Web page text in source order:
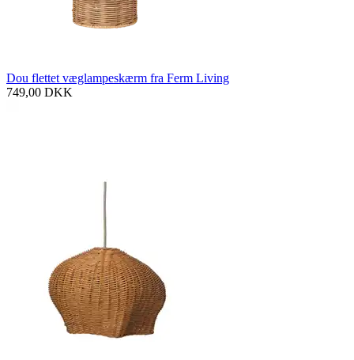
Dou flettet væglampeskærm fra Ferm Living
749,00 DKK